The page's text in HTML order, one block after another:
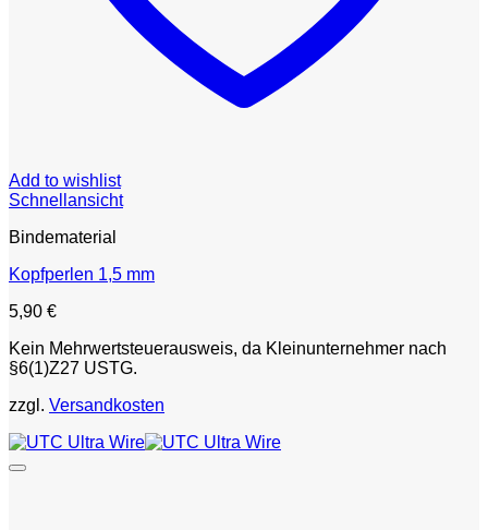
Add to wishlist
Schnellansicht
Bindematerial
Kopfperlen 1,5 mm
5,90 €
Kein Mehrwertsteuerausweis, da Kleinunternehmer nach
§6(1)Z27 USTG.
zzgl. Versandkosten